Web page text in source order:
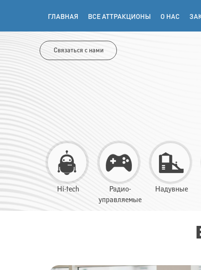
ГЛАВНАЯ ВСЕ АТТРАКЦИОНЫ О НАС
Связаться с нами
Hi-tech
Радио-
управляемые
Надувные